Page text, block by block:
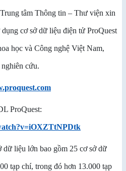
tâm Thông tin – Thư viện xin
cơ sở dữ liệu điện tử ProQuest
học và Công nghệ Việt Nam,
cứu.
ProQuest:
dữ liệu lớn bao gồm 25 cơ sở dữ
tạp chí, trong đó hơn 13.000 tạp